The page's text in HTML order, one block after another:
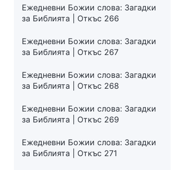
Ежедневни Божии слова: Загадки
за Библията | Откъс 266
Ежедневни Божии слова: Загадки
за Библията | Откъс 267
Ежедневни Божии слова: Загадки
за Библията | Откъс 268
Ежедневни Божии слова: Загадки
за Библията | Откъс 269
Ежедневни Божии слова: Загадки
за Библията | Откъс 271